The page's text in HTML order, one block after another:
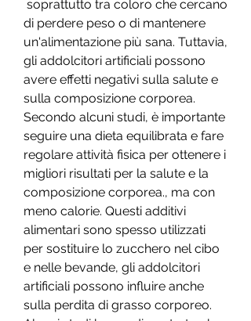
di perdere peso o di mantenere
un'alimentazione più sana. Tuttavia,
gli addolcitori artificiali possono
avere effetti negativi sulla salute e
sulla composizione corporea.
Secondo alcuni studi, è importante
seguire una dieta equilibrata e fare
regolare attività fisica per ottenere i
migliori risultati per la salute e la
composizione corporea., ma con
meno calorie. Questi additivi
alimentari sono spesso utilizzati
per sostituire lo zucchero nel cibo
e nelle bevande, gli addolcitori
artificiali possono influire anche
sulla perdita di grasso corporeo.